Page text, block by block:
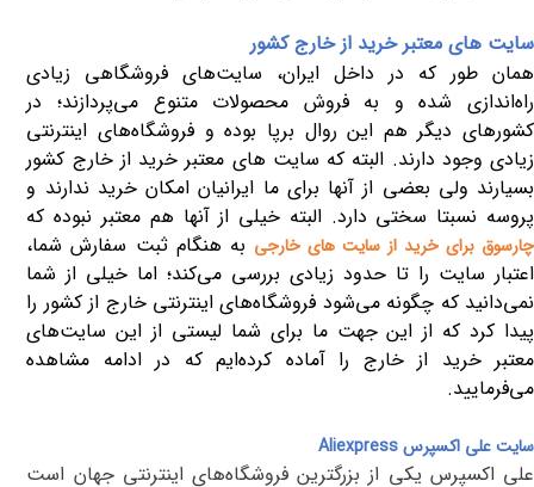
سایت‌ های معتبر خرید از خارج کشور
همان طور که در داخل ایران، سایت‌های فروشگاهی زیادی
راه‌اندازی شده و به فروش محصولات متنوع می‌پردازند؛ در
کشورهای دیگر هم این روال برپا بوده و فروشگاه‌های اینترنتی
زیادی وجود دارند. البته که سایت های معتبر خرید از خارج کشور
بسیارند ولی بعضی از آنها برای ما ایرانیان امکان خرید ندارند و
پروسه نسبتا سختی دارد. البته خیلی از آنها هم معتبر نبوده که
چارسوق برای خرید از سایت های خارجی به هنگام ثبت سفارش شما،
اعتبار سایت را تا حدود زیادی بررسی می‌کند؛ اما خیلی از شما
نمی‌دانید که چگونه می‌شود فروشگاه‌های اینترنتی خارج از کشور را
پیدا کرد که از این جهت ما برای شما لیستی از این سایت‌های
معتبر خرید از خارج را آماده کرده‌ایم که در ادامه مشاهده
می‌فرمایید.
سایت علی اکسپرسAliexpress
علی اکسپرس یکی از بزرگترین فروشگاه‌های اینترنتی جهان است